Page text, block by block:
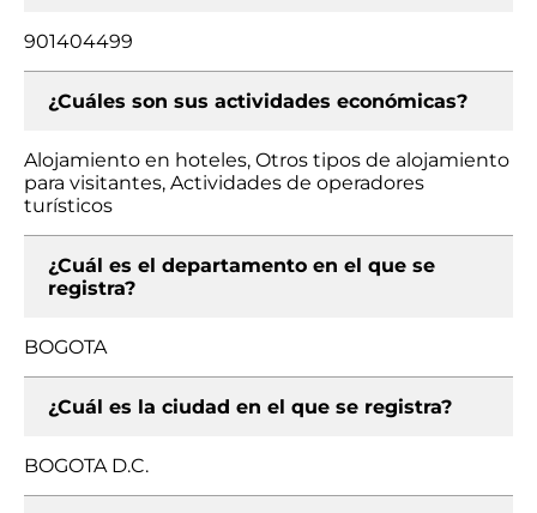
901404499
¿Cuáles son sus actividades económicas?
Alojamiento en hoteles, Otros tipos de alojamiento
para visitantes, Actividades de operadores
turísticos
¿Cuál es el departamento en el que se
registra?
BOGOTA
¿Cuál es la ciudad en el que se registra?
BOGOTA D.C.